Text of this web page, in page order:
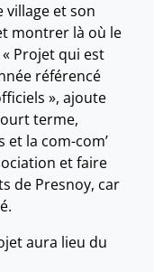
et son
montrer là où le
Projet qui est
référencé
», ajoute
terme,
la com-com’
et faire
de Presnoy, car
aura lieu du